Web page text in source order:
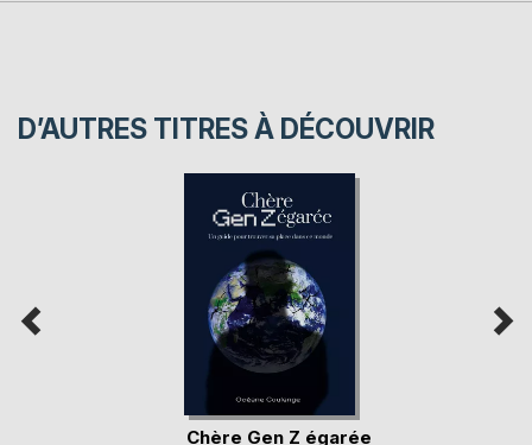
D’AUTRES TITRES À DÉCOUVRIR
Chère Gen Z égarée